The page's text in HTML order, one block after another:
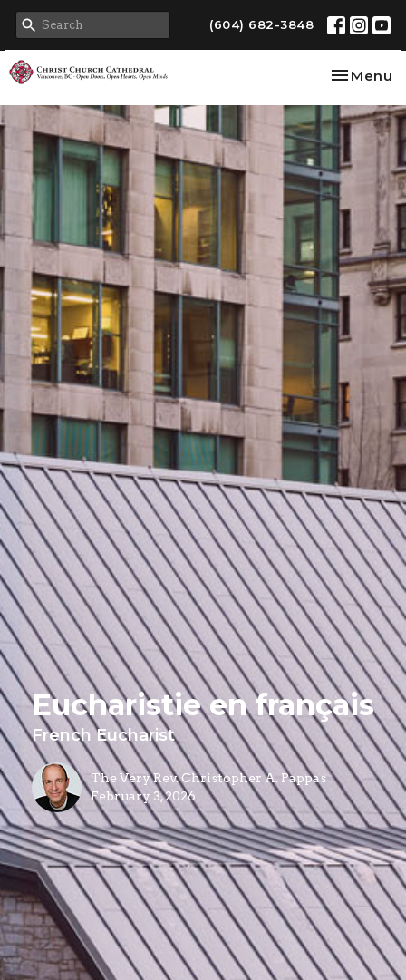
(604) 682-3848
Toggle
Menu
Eucharistie en français
French Eucharist
The Very Rev. Christopher A. Pappas
February 3, 2026